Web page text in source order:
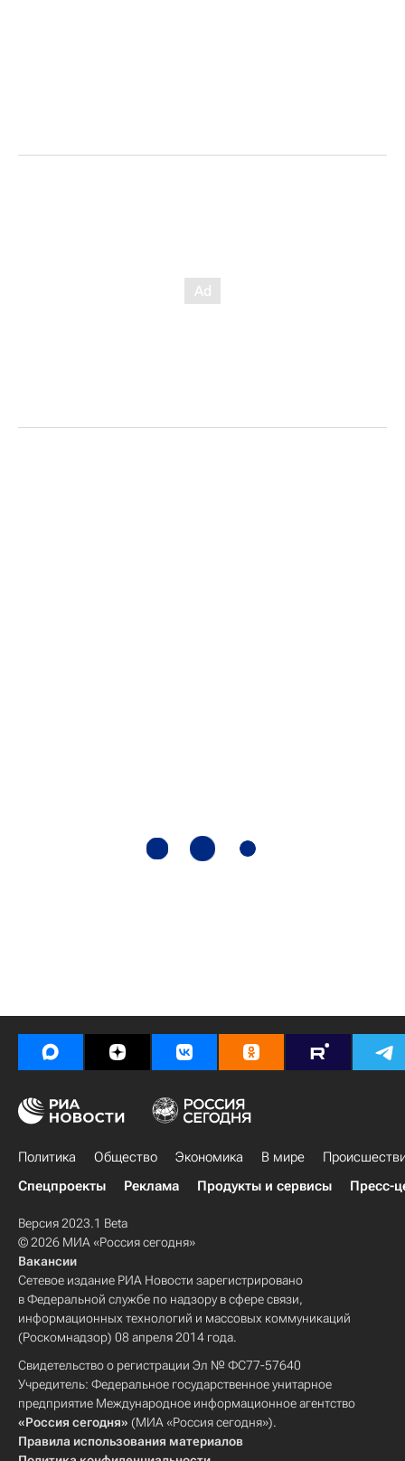
Политика Общество Экономика В мире
Спецпроекты
Реклама Продукты и сервисы Пресс-
Версия 2023.1 Beta
© 2026 МИА «Россия сегодня»
Вакансии
Сетевое издание РИА Новости зарегистрировано
в Федеральной службе по надзору в сфере связи,
информационных технологий и массовых коммуникаций
(Роскомнадзор) 08 апреля 2014 года.
Свидетельство о регистрации Эл № ФС77-57640
Учредитель: Федеральное государственное унитарное
предприятие Международное информационное агентство
«Россия сегодня» (МИА «Россия сегодня»).
Правила использования материалов